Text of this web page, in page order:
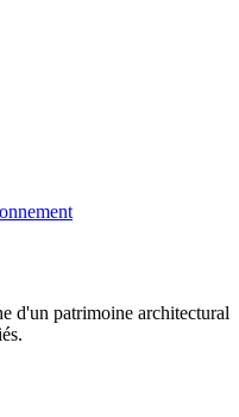
d'un patrimoine architectural